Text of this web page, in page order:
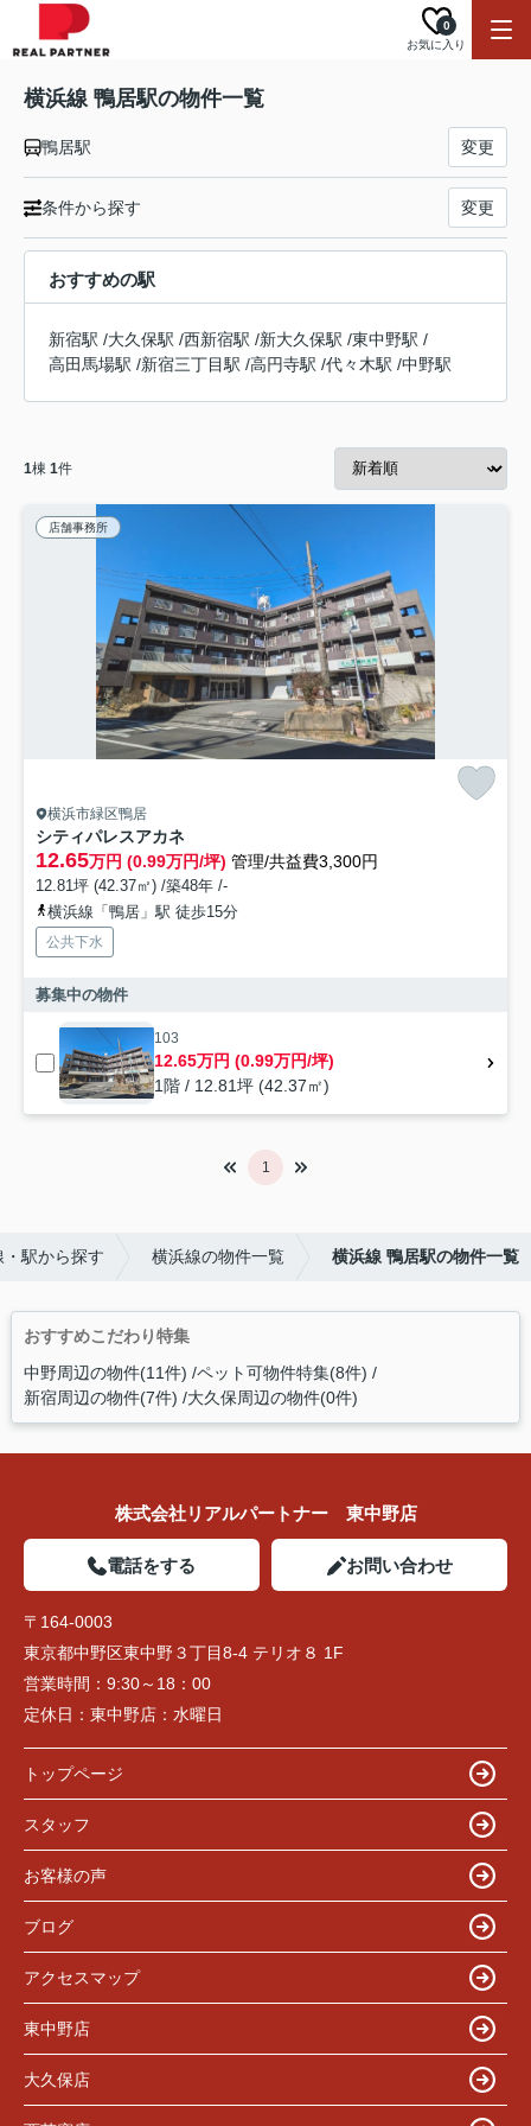
お気に入り
0
横浜線 鴨居駅の物件一覧
鴨居駅 変更
条件から探す 変更
おすすめの駅
新宿駅 /大久保駅 /西新宿駅 /新大久保駅 /東中野駅 /
高田馬場駅 /新宿三丁目駅 /高円寺駅 /代々木駅 /中野駅
1棟 1件
店舗事務所
横浜市緑区鴨居
シティパレスアカネ
12.65万円 (0.99万円/坪) 管理/共益費3,300円
12.81坪 (42.37㎡) /築48年 /-
横浜線「鴨居」駅 徒歩15分
公共下水
募集中の物件
103
12.65万円 (0.99万円/坪)
1階 / 12.81坪 (42.37㎡)
1
・駅から探す 横浜線の物件一覧 横浜線 鴨居駅の物件一覧
おすすめこだわり特集
中野周辺の物件(11件) ペット可物件特集(8件)
新宿周辺の物件(7件) 大久保周辺の物件(0件)
株式会社リアルパートナー 東中野店
電話をする お問い合わせ
〒164-0003
東京都中野区東中野３丁目8-4 テリオ８ 1F
営業時間： 9:30～18：00
定休日： 東中野店：水曜日
トップページ
スタッフ
お客様の声
ブログ
アクセスマップ
東中野店
大久保店